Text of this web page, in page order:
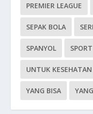
PREMIER LEAGUE
SEPAK BOLA
SPANYOL SPORT
UNTUK KESEHATAN
YANG BISA